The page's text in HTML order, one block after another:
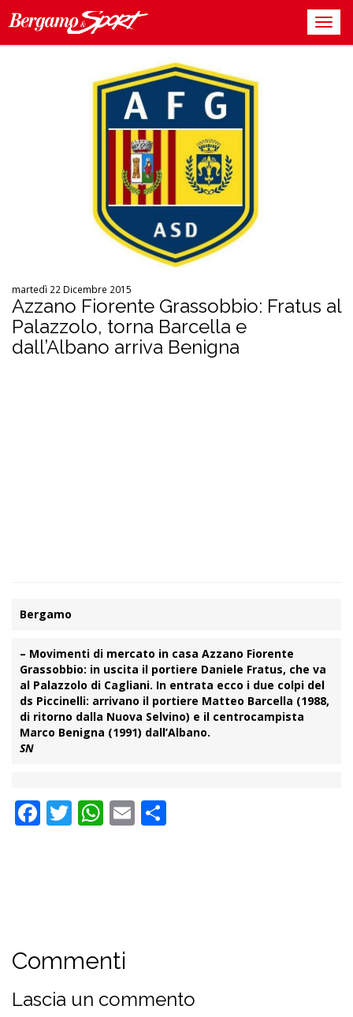
martedì 22 Dicembre 2015
Azzano Fiorente Grassobbio: Fratus al
Palazzolo, torna Barcella e
dall’Albano arriva Benigna
Bergamo
– Movimenti di mercato in casa Azzano Fiorente
Grassobbio: in uscita il portiere Daniele Fratus, che va
al Palazzolo di Cagliani. In entrata ecco i due colpi del
ds Piccinelli: arrivano il portiere Matteo Barcella (1988,
di ritorno dalla Nuova Selvino) e il centrocampista
Marco Benigna (1991) dall’Albano.
SN
Facebook
Twitter
WhatsApp
Email
Commenti
Lascia un commento